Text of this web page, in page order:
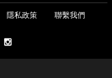
隱私政策 聯繫我們